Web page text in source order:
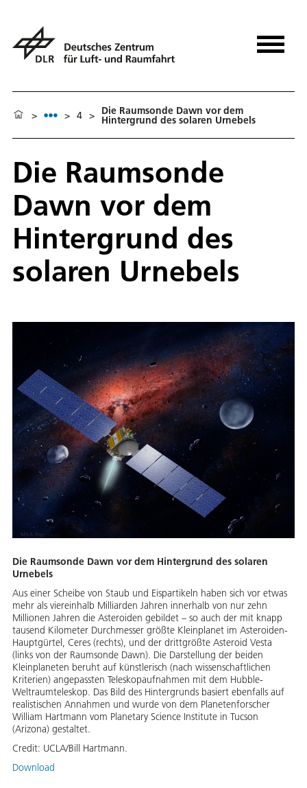
> > 4 > Die Raumsonde Dawn vor dem
Hintergrund des solaren Urnebels
Die Raumsonde
Dawn vor dem
Hintergrund des
solaren Urnebels
Die Raumsonde Dawn vor dem Hintergrund des solaren
Urnebels
Aus einer Scheibe von Staub und Eispartikeln haben sich vor etwas
mehr als viereinhalb Milliarden Jahren innerhalb von nur zehn
Millionen Jahren die Asteroiden gebildet – so auch der mit knapp
tausend Kilometer Durchmesser größte Kleinplanet im Asteroiden-
Hauptgürtel, Ceres (rechts), und der drittgrößte Asteroid Vesta
(links von der Raumsonde Dawn). Die Darstellung der beiden
Kleinplaneten beruht auf künstlerisch (nach wissenschaftlichen
Kriterien) angepassten Teleskopaufnahmen mit dem Hubble-
Weltraumteleskop. Das Bild des Hintergrunds basiert ebenfalls auf
realistischen Annahmen und wurde von dem Planetenforscher
William Hartmann vom Planetary Science Institute in Tucson
(Arizona) gestaltet.
Credit: UCLA/Bill Hartmann.
Download